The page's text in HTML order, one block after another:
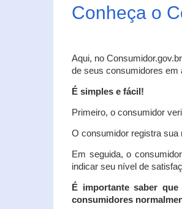
Conheça o
Aqui, no
de seus consumidores em
É simples e fácil!
Primeiro, o consumidor
O consumidor registra sua
Em seguida, o
indicar seu nível de
É importante saber
consumidores